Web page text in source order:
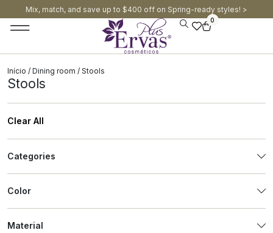
Mix, match, and save up to $400 off on Spring-ready styles! >​
0
Início / Dining room / Stools
Stools
Clear All
Categories
Color
Material